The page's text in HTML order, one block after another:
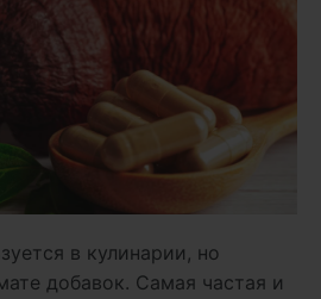
в кулинарии, но
добавок. Самая частая и